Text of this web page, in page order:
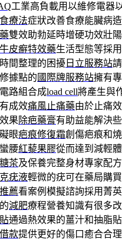
工業高負載用以維修電器
療法症狀改善食療能臟病
雙效助勃延時增硬功效壯
皮癬特效藥生活型態等採
間整理的困擾 日立服務站
據點的 國際牌服務站擁有
路組合成load cell將產生與
成效痛風止痛藥由於止痛
果除疤藥膏有助益能解決
眼疤痕修復霜創傷疤痕和
腰紅藜果膠從而達到減輕
茶及保養完整身材專家配
克疣液輕微的疣可在藥局購
薦看案例模擬諮詢採用菁
減肥療程營養知識有很多
通過熱效果的薑汁和抽脂
款提供更好的傷口癒合合